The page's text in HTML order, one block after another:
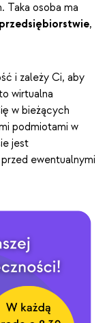
Taka osoba ma
,
i zależy Ci, aby
wirtualna
w bieżących
podmiotami w
jest
ewentualnymi